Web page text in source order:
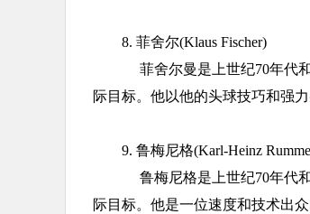
8. 菲舍尔(Klaus Fischer)
菲舍尔曼是上世纪70年代和
际目标。他以他的头球技巧和强
9. 鲁梅尼格(Karl-Heinz
鲁梅尼格是上世纪70年代和
际目标。他是一位速度和技术出